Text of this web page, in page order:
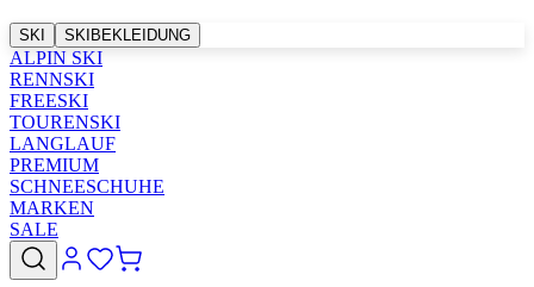
SKI SKIBEKLEIDUNG
ALPIN SKI
RENNSKI
FREESKI
TOURENSKI
LANGLAUF
PREMIUM
SCHNEESCHUHE
MARKEN
SALE